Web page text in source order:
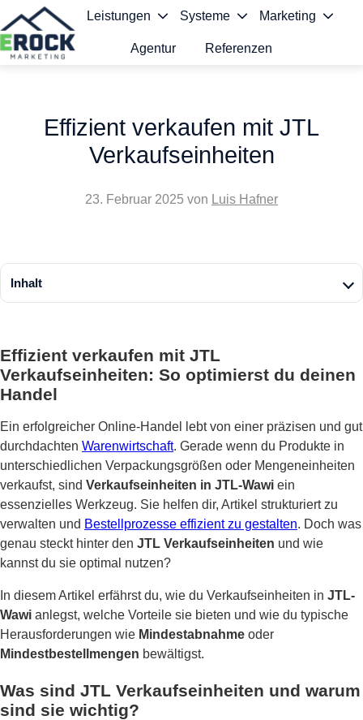
Leistungen Systeme Marketing
Agentur Referenzen
Effizient verkaufen mit JTL
Verkaufseinheiten
23. Februar 2025 von Luis Hafner
Inhalt
Effizient verkaufen mit JTL
Verkaufseinheiten: So optimierst du deinen
Handel
Ein erfolgreicher Online-Handel lebt von einer präzisen und gut
durchdachten Warenwirtschaft. Gerade wenn du Produkte in
unterschiedlichen Verpackungsgrößen oder Mengeneinheiten
verkaufst, sind Verkaufseinheiten in JTL-Wawi ein
essenzielles Werkzeug. Sie helfen dir, Artikel strukturiert zu
verwalten und Bestellprozesse effizient zu gestalten. Doch was
genau steckt hinter den JTL Verkaufseinheiten und wie
kannst du sie optimal nutzen?
In diesem Artikel erfährst du, wie du Verkaufseinheiten in JTL-
Wawi anlegst, welche Vorteile sie bieten und wie du typische
Herausforderungen wie Mindestabnahme oder
Mindestbestellmengen bewältigst.
Was sind JTL Verkaufseinheiten und warum
sind sie wichtig?